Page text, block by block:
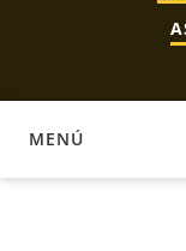
MENÚ
INSTALACIÓN